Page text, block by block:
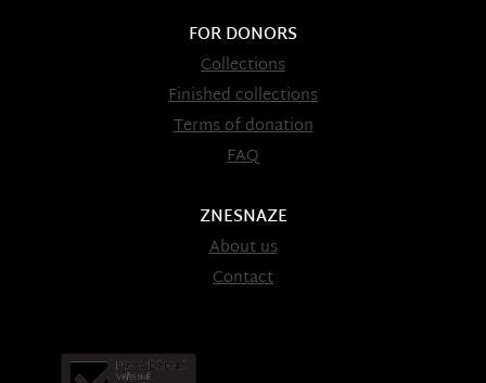
FOR DONORS
Collections
Finished collections
Terms of donation
FAQ
ZNESNAZE
About us
Contact